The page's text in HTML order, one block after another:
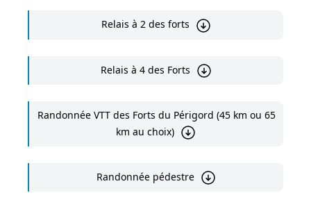
Relais à 2 des forts
Relais à 4 des Forts
Randonnée VTT des Forts du Périgord (45 km ou 65
km au choix)
Randonnée pédestre